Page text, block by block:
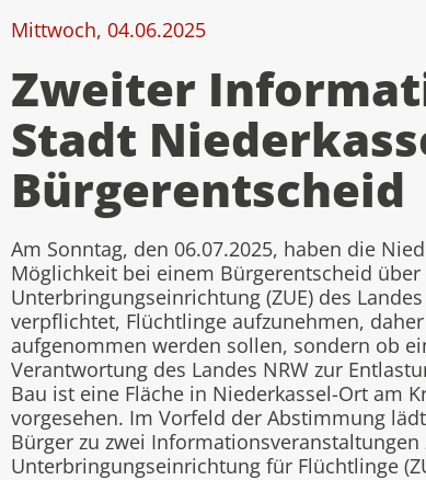
Mittwoch, 04.06.2025
Zweiter
Stadt
Bürgerentscheid
Am Sonntag, den 06.07.2025, haben die
Möglichkeit bei einem Bürgerentscheid
Unterbringungseinrichtung (ZUE) des
verpflichtet, Flüchtlinge aufzunehmen,
aufgenommen werden sollen, sondern ob
Verantwortung des Landes NRW zur
Bau ist eine Fläche in Niederkassel-Ort am
vorgesehen. Im Vorfeld der Abstimmung
Bürger zu zwei
Unterbringungseinrichtung für Flüchtlinge